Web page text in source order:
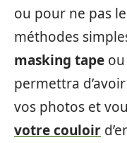
ou pour ne pas
méthodes
masking tape
permettra
vos photos et
votre couloir